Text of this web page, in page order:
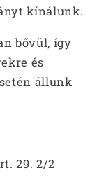
kínálunk.
bővül, így
és
állunk
29. 2/2